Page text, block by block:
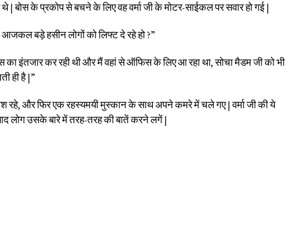
| बोस के प्रकोप से बचने के लिए वह वर्मा जी के मोटर-साईकल पर सवार हो गई |
आजकल बड़े हसीन लोगों को लिफ्ट दे रहे हो ?”
इंतजार कर रही थी और मैं वहां से ऑफिस के लिए आ रहा था, सोचा मैडम जी को भी
ही है |”
और फिर एक रहस्यमयी मुस्कान के साथ अपने कमरे में चले गए | वर्मा जी की ये
लोग उसके बारे में तरह-तरह की बातें करने लगें |